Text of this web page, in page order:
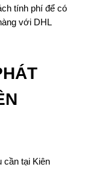
tính phí để có
với DHL
cần tại Kiên